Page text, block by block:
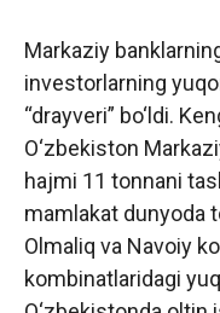
Markaziy
investorlarning
“drayveri” bo‘ldi.
O‘zbekiston
hajmi 11 tonnani
mamlakat dunyoda
Olmaliq va Navoiy
kombinatlaridagi